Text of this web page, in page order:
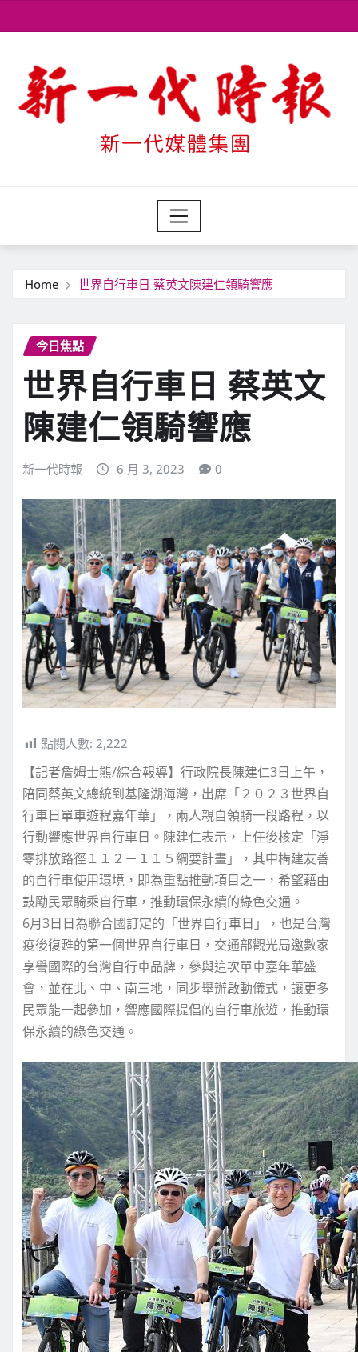
to
Home 世界自行車日 蔡英文陳建仁領騎響應
今日焦點
世界自行車日 蔡英文
陳建仁領騎響應
新一代時報 6 月 3, 2023 0
點閱人數: 2,222
【記者詹姆士熊/綜合報導】行政院長陳建仁3日上午，
陪同蔡英文總統到基隆湖海灣，出席「２０２３世界自
行車日單車遊程嘉年華」，兩人親自領騎一段路程，以
行動響應世界自行車日。陳建仁表示，上任後核定「淨
零排放路徑１１２－１１５綱要計畫」，其中構建友善
的自行車使用環境，即為重點推動項目之一，希望藉由
鼓勵民眾騎乘自行車，推動環保永續的綠色交通。
6月3日日為聯合國訂定的「世界自行車日」，也是台灣
疫後復甦的第一個世界自行車日，交通部觀光局邀數家
享譽國際的台灣自行車品牌，參與這次單車嘉年華盛
會，並在北、中、南三地，同步舉辦啟動儀式，讓更多
民眾能一起參加，響應國際提倡的自行車旅遊，推動環
保永續的綠色交通。